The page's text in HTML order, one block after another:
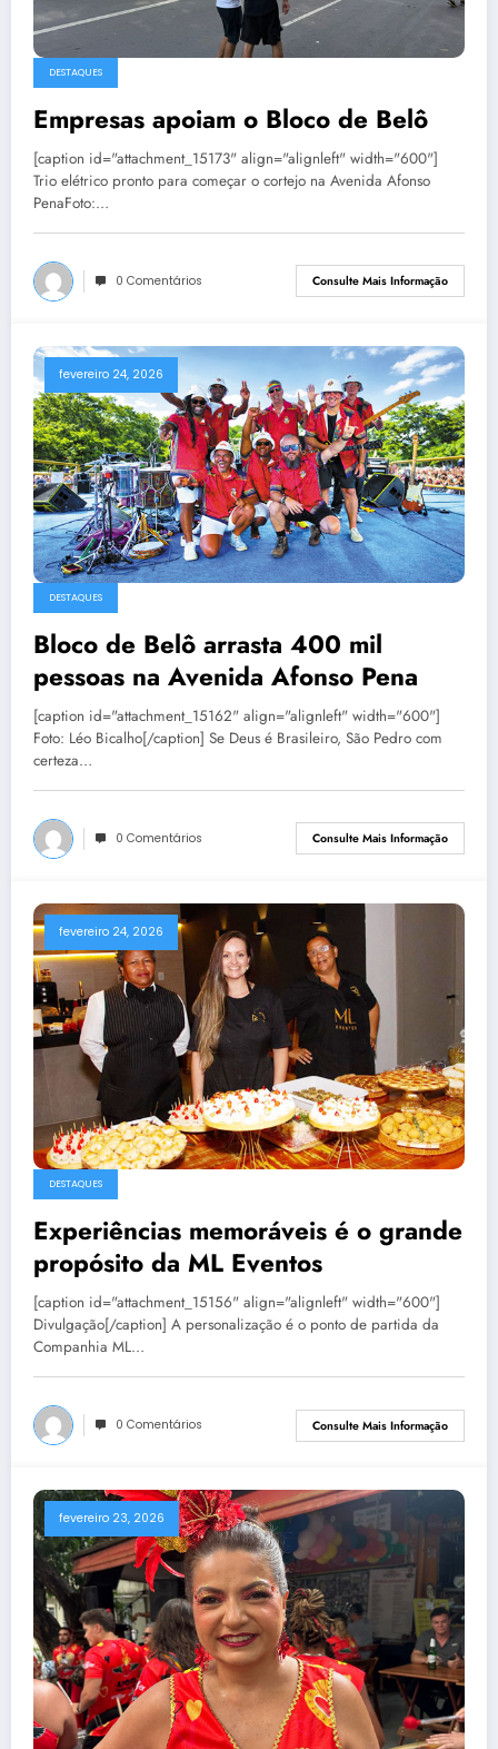
DESTAQUES
Empresas apoiam o Bloco de Belô
[caption id="attachment_15173" align="alignleft" width="600"]
Trio elétrico pronto para começar o cortejo na Avenida Afonso
PenaFoto:…
0 Comentários Consulte Mais Informação
fevereiro 24, 2026
DESTAQUES
Bloco de Belô arrasta 400 mil
pessoas na Avenida Afonso Pena
[caption id="attachment_15162" align="alignleft" width="600"]
Foto: Léo Bicalho[/caption] Se Deus é Brasileiro, São Pedro com
certeza…
0 Comentários Consulte Mais Informação
fevereiro 24, 2026
DESTAQUES
Experiências memoráveis é o grande
propósito da ML Eventos
[caption id="attachment_15156" align="alignleft" width="600"]
Divulgação[/caption] A personalização é o ponto de partida da
Companhia ML…
0 Comentários Consulte Mais Informação
fevereiro 23, 2026